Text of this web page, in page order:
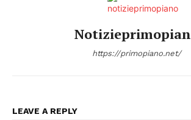
https://primopiano.net/
LEAVE A REPLY